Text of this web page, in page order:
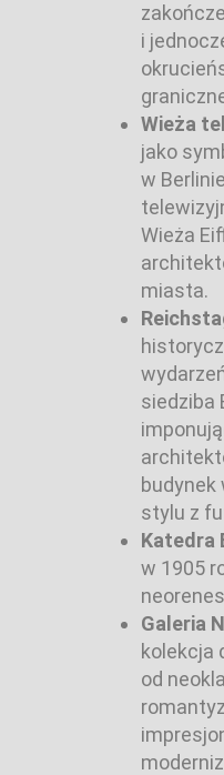
i
Wieża
jako
w
Wieża
miasta.
siedziba
budynek
stylu z
Katedra
w 1905
Galeria
kolekcja
od